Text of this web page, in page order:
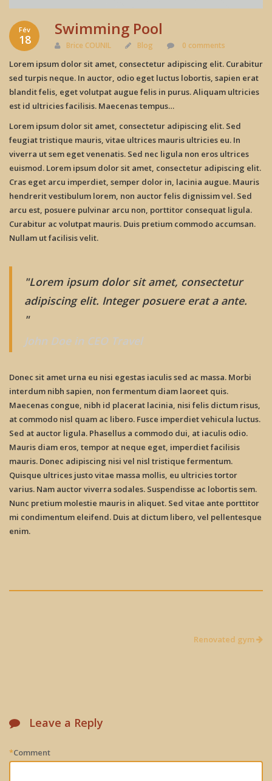
Fév
18
Swimming Pool
Brice COUNIL Blog 0 comments
Lorem ipsum dolor sit amet, consectetur adipiscing elit. Curabitur
sed turpis neque. In auctor, odio eget luctus lobortis, sapien erat
blandit felis, eget volutpat augue felis in purus. Aliquam ultricies
est id ultricies facilisis. Maecenas tempus…
Lorem ipsum dolor sit amet, consectetur adipiscing elit. Sed
feugiat tristique mauris, vitae ultrices mauris ultricies eu. In
viverra ut sem eget venenatis. Sed nec ligula non eros ultrices
euismod. Lorem ipsum dolor sit amet, consectetur adipiscing elit.
Cras eget arcu imperdiet, semper dolor in, lacinia augue. Mauris
hendrerit vestibulum lorem, non auctor felis dignissim vel. Sed
arcu est, posuere pulvinar arcu non, porttitor consequat ligula.
Curabitur ac volutpat mauris. Duis pretium commodo accumsan.
Nullam ut facilisis velit.
"Lorem ipsum dolor sit amet, consectetur
adipiscing elit. Integer posuere erat a ante.
"
John Doe in CEO Travel
Donec sit amet urna eu nisi egestas iaculis sed ac massa. Morbi
interdum nibh sapien, non fermentum diam laoreet quis.
Maecenas congue, nibh id placerat lacinia, nisi felis dictum risus,
at commodo nisl quam ac libero. Fusce imperdiet vehicula luctus.
Sed at auctor ligula. Phasellus a commodo dui, at iaculis odio.
Mauris diam eros, tempor at neque eget, imperdiet facilisis
mauris. Donec adipiscing nisi vel nisl tristique fermentum.
Quisque ultrices justo vitae massa mollis, eu ultricies tortor
varius. Nam auctor viverra sodales. Suspendisse ac lobortis sem.
Nunc pretium molestie mauris in aliquet. Sed vitae ante porttitor
mi condimentum eleifend. Duis at dictum libero, vel pellentesque
enim.
Renovated gym
Leave a Reply
*Comment